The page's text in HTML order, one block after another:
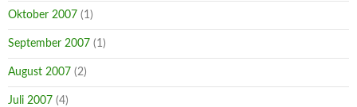
Oktober 2007 (1)
September 2007 (1)
August 2007 (2)
Juli 2007 (4)